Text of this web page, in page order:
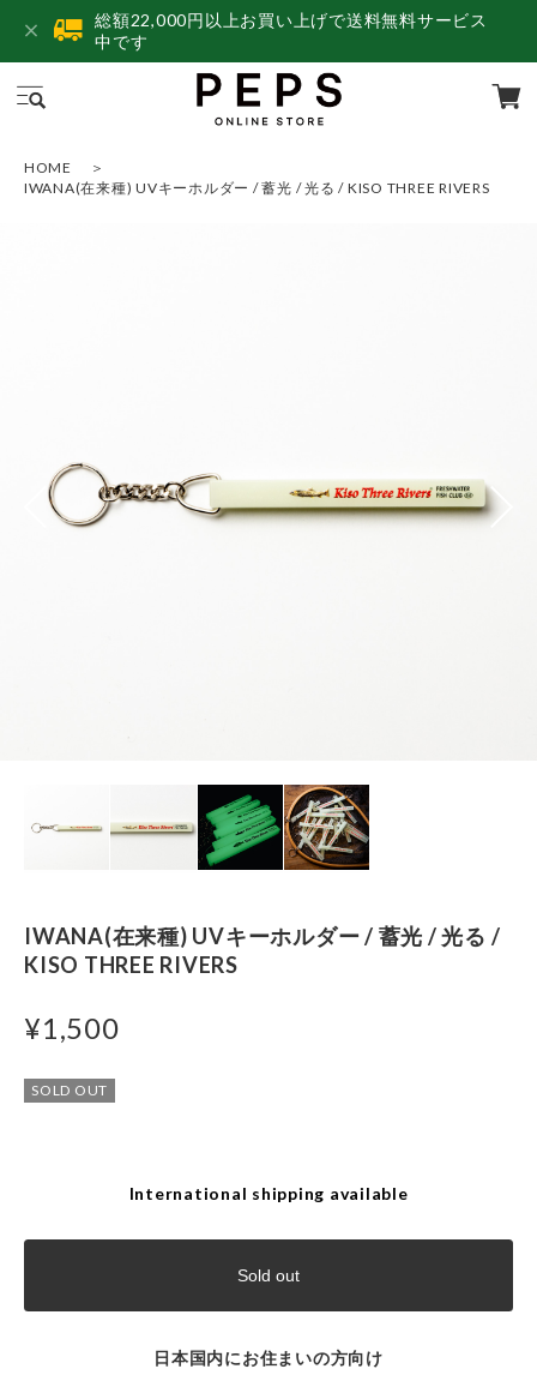
総額22,000円以上お買い上げで送料無料サービス
中です
HOME
IWANA(在来種) UVキーホルダー / 蓄光 / 光る / KISO THREE RIVERS
IWANA(在来種) UVキーホルダー / 蓄光 / 光る /
KISO THREE RIVERS
¥1,500
SOLD OUT
International shipping available
Sold out
日本国内にお住まいの方向け